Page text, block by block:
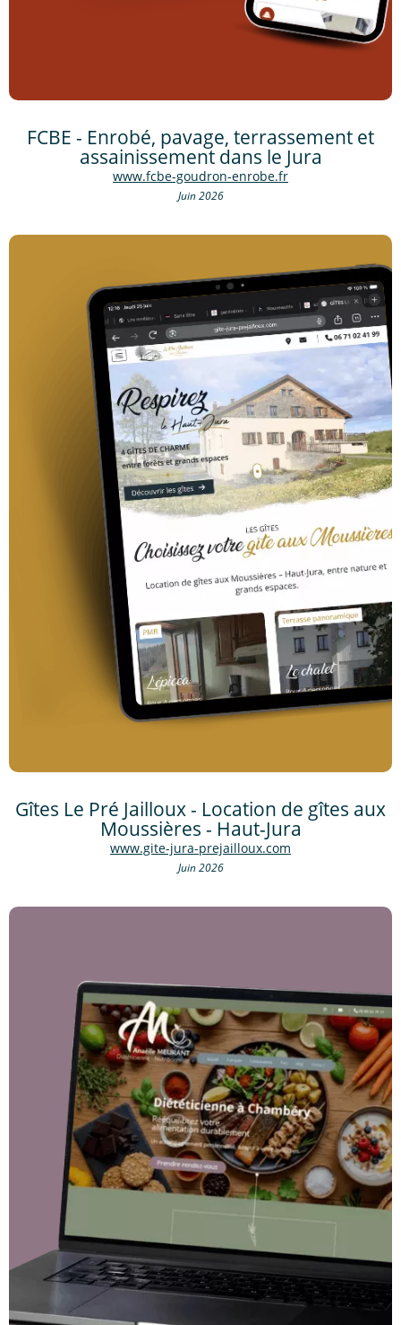
FCBE - Enrobé, pavage, terrassement et
assainissement dans le Jura
www.fcbe-goudron-enrobe.fr
Juin 2026
Gîtes Le Pré Jailloux - Location de gîtes aux
Moussières - Haut-Jura
www.gite-jura-prejailloux.com
Juin 2026